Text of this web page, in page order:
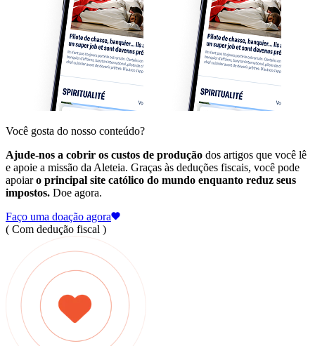
Você gosta do nosso conteúdo?
Ajude-nos a cobrir os custos de produção dos artigos que você lê
e apoie a missão da Aleteia. Graças às deduções fiscais, você pode
apoiaro principal site católico do mundo enquanto reduz seus
impostos. Doe agora.
Faço uma doação agora
( Com dedução fiscal )